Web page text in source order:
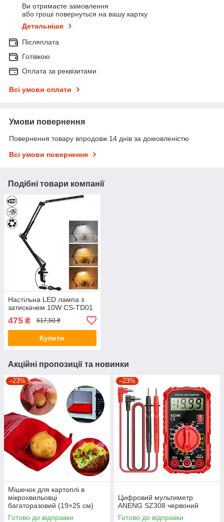
Ви отримаєте замовлення
або гроші повернуться на вашу картку
Детальніше
Післяплата
Готівкою
Оплата за реквізитами
Всі умови оплати
Умови повернення
Повернення товару впродовж 14 днів за домовленістю
Всі умови повернення
Подібні товари компанії
Настільна LED лампа з
затискачем 10W CS-TD01
475 ₴ 617,50 ₴
Купити
Акційні пропозиції та новинки
–23%
Мішечок для картоплі в
мікрохвильовці
багаторазовий (19×25 см)
MPG-01
Готово до відправки
–23%
Цифровий мультиметр
ANENG SZ308 червоний
Готово до відправки